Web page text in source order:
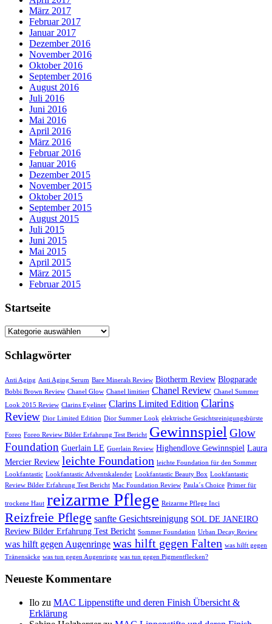
März 2017
Februar 2017
Januar 2017
Dezember 2016
November 2016
Oktober 2016
September 2016
August 2016
Juli 2016
Juni 2016
Mai 2016
April 2016
März 2016
Februar 2016
Januar 2016
Dezember 2015
November 2015
Oktober 2015
September 2015
August 2015
Juli 2015
Juni 2015
Mai 2015
April 2015
März 2015
Februar 2015
Startseite
Startseite
Schlagwörter
Anti Aging Anti Aging Serum Bare Minerals Review Biotherm Review Blogparade
Bobbi Brown Review Chanel Glow Chanel limitiert Chanel Review Chanel Summer
Look 2015 Review Clarins Eyeliner Clarins Limited Edition Clarins
Review Dior Limited Edition Dior Summer Look elektrische Gesichtsreinigungsbürste
Foreo Foreo Review Bilder Erfahrung Test Bericht Gewinnspiel Glow
Foundation Guerlain LE Guerlain Review Highendlove Gewinnspiel Laura
Mercier Review leichte Foundation leichte Foundation für den Sommer
Lookfantastic Lookfantastic Adventskalender Lookfantastic Beauty Box Lookfantastic
Review Bilder Erfahrung Test Bericht Mac Foundation Review Paula´s Choice Primer für
trockene Haut reizarme Pflege Reizarme Pflege Inci
Reizfreie Pflege sanfte Gesichtsreinigung SOL DE JANEIRO
Review Bilder Erfahrung Test Bericht Sommer Foundation Urban Decay Review
was hilft gegen Augenringe was hilft gegen Falten was hilft gegen
Tränensäcke was tun gegen Augenringe was tun gegen Pigmentflecken?
Neueste Kommentare
Ilo zu MAC Lippenstifte und deren Finish Übersicht &
Erklärung